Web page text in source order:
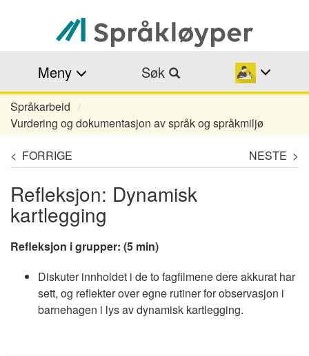
hovedinnhold
Meny Søk
Navigasjonssti
Språkarbeid
Vurdering og dokumentasjon av språk og språkmiljø
< FORRIGE NESTE >
Refleksjon: Dynamisk
kartlegging
Refleksjon i grupper: (5 min)
Diskuter innholdet i de to fagfilmene dere akkurat har
sett, og reflekter over egne rutiner for observasjon i
barnehagen i lys av dynamisk kartlegging.